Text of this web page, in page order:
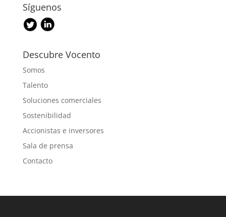
Síguenos
Descubre Vocento
Somos
Talento
Soluciones comerciales
Sostenibilidad
Accionistas e inversores
Sala de prensa
Contacto